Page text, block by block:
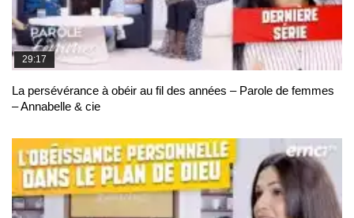
29:17
La persévérance à obéir au fil des années – Parole de femmes
– Annabelle & cie